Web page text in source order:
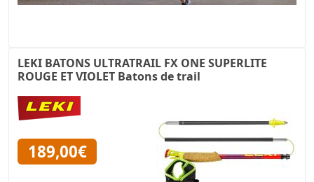
LEKI BATONS ULTRATRAIL FX ONE SUPERLITE
ROUGE ET VIOLET Batons de trail
189,00€